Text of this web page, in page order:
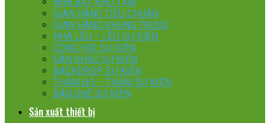
GIAN HÀNG TIÊU CHUẨN
GIAN HÀNG KHUNG TRUSS
NHÀ LỀU – LỀU SỰ KIỆN
CỔNG HƠI SỰ KIỆN
SÂN KHẤU SỰ KIỆN
BACKDROP SỰ KIỆN
THẢM ĐỎ – THẢM SỰ KIỆN
BÀN GHẾ SỰ KIỆN
Sản xuất thiết bị